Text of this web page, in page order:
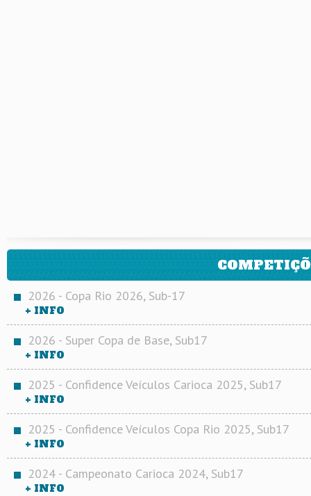
2026 - Copa Rio 2026, Sub-17
+ INFO
2026 - Super Copa de Base, Sub17
+ INFO
2025 - Confidence Veículos Carioca 2025, Sub17
+ INFO
2025 - Confidence Veículos Copa Rio 2025, Sub17
+ INFO
2024 - Campeonato Carioca 2024, Sub17
+ INFO